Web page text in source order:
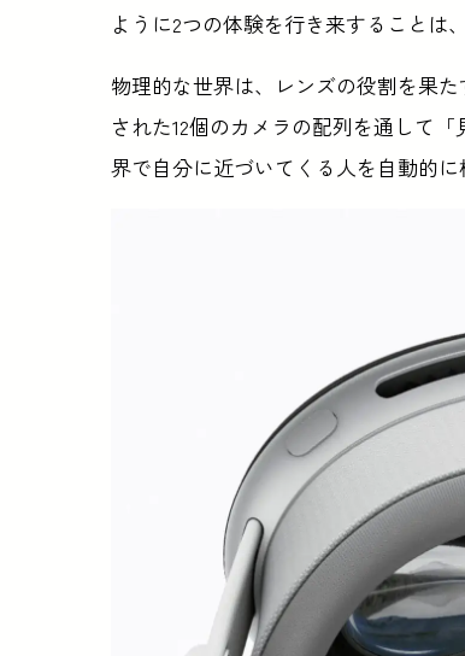
ように2つの体験を行き来することは
物理的な世界は、レンズの役割を果
された12個のカメラの配列を通して
界で自分に近づいてくる人を自動的に